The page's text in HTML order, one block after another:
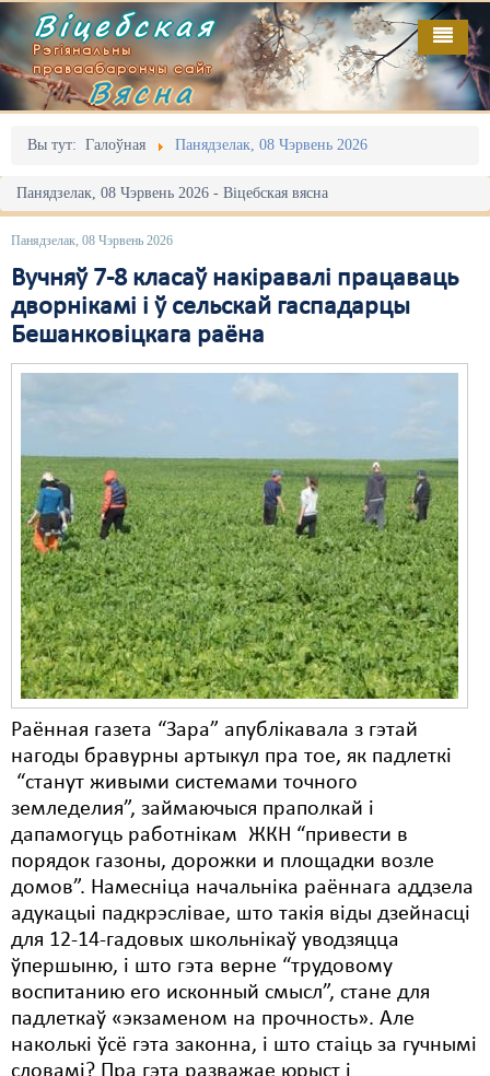
Віцебская
Рэгіянальны
праваабарончы сайт
Вясна
Вы тут: Галоўная Панядзелак, 08 Чэрвень 2026
Панядзелак, 08 Чэрвень 2026 - Віцебская вясна
Панядзелак, 08 Чэрвень 2026
Вучняў 7-8 класаў накіравалі працаваць
дворнікамі і ў сельскай гаспадарцы
Бешанковіцкага раёна
Раённая газета “Зара” апублікавала з гэтай
нагоды бравурны артыкул пра тое, як падлеткі
“станут живыми системами точного
земледелия”, займаючыся праполкай і
дапамогуць работнікам ЖКН “привести в
порядок газоны, дорожки и площадки возле
домов”. Намесніца начальніка раённага аддзела
адукацыі падкрэслівае, што такія віды дзейнасці
для 12-14-гадовых школьнікаў уводзяцца
ўпершыню, і што гэта верне “трудовому
воспитанию его исконный смысл”, стане для
падлеткаў «экзаменом на прочность». Але
наколькі ўсё гэта законна, і што стаіць за гучнымі
словамі? Пра гэта разважае юрыст і
Галоўная
Адміністрацыйны перасьлед
Акцыі
Выбары
Грамадзянскія ініцыятывы
Дзяржава
Дыскрымінацыя
Карная псыхіятрыя
КПЧ ААН
Культурныя правы
ЛПП
Мігранты
Мірныя сходы
Палітвязьні
Праваабаронцы
Правы дзіцяці
Пэнітэнцыярная сыстэма
Распальваньне варожасьці
Рознае
Свабода слова
Свабода сумленьня
Выданьні
Відэа
Пра нас
RSS